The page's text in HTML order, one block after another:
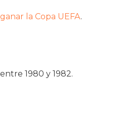
la Copa UEFA.
1980 y 1982.